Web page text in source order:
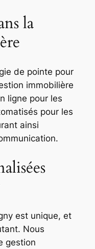
la
de pointe pour
immobilière
ligne pour les
pour les
ainsi
est unique, et
Nous
gestion